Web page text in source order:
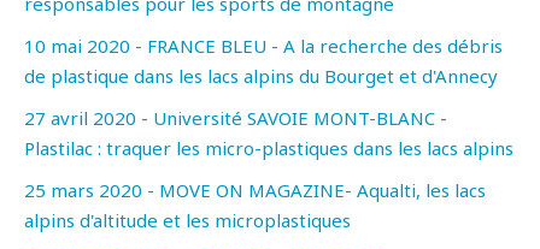
10 mai 2020 - FRANCE BLEU - A la recherche des débris
de plastique dans les lacs alpins du Bourget et d'Annecy
27 avril 2020 - Université SAVOIE MONT-BLANC -
Plastilac : traquer les micro-plastiques dans les lacs alpins
25 mars 2020 - MOVE ON MAGAZINE- Aqualti, les lacs
alpins d'altitude et les microplastiques